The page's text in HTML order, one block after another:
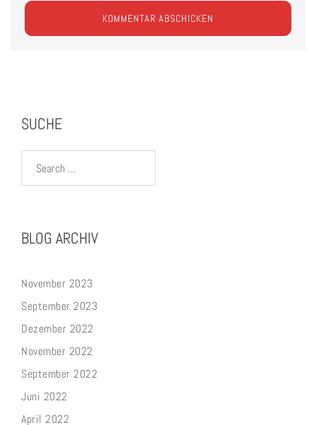
SUCHE
BLOG ARCHIV
November 2023
September 2023
Dezember 2022
November 2022
September 2022
Juni 2022
April 2022